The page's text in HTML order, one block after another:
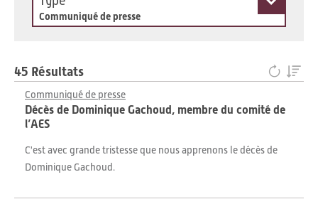
Communiqué de presse
45 Résultats
Communiqué de presse
Décès de Dominique Gachoud, membre du comité de
l’AES
C'est avec grande tristesse que nous apprenons le décès de
Dominique Gachoud.